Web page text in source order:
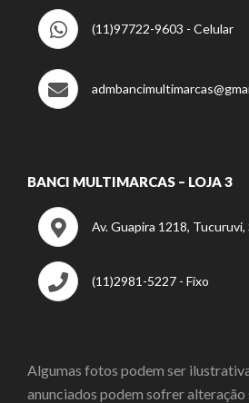
(11)97722-9603 - Celular
BANCI MULTIMARCAS – LOJA 3
Av. Guapira 1218, Tucuruvi,
(11)2981-5227 - Fixo
Algumas fotos podem ser
anunciados podem sofrer